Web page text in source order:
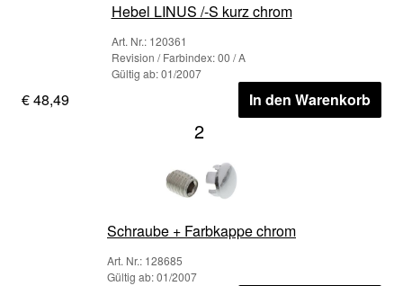
Hebel LINUS /-S kurz chrom
Art. Nr.: 120361
Revision / Farbindex: 00 / A
Gültig ab: 01/2007
€ 48,49 In den Warenkorb
2
Schraube + Farbkappe chrom
Art. Nr.: 128685
Gültig ab: 01/2007